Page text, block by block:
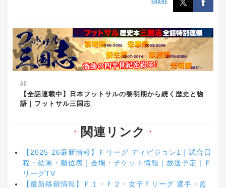
SHARE
AD
【全話連載中】日本フットサルの黎明期から続く歴史と物
語｜フットサル三国志
▼ 関連リンク ▼
【2025-26最新情報】Ｆリーグ ディビジョン1｜試合日
程・結果・順位表｜会場・チケット情報｜放送予定｜Ｆ
リーグTV
【最新移籍情報】Ｆ１・Ｆ２・女子Ｆリーグ 選手・監